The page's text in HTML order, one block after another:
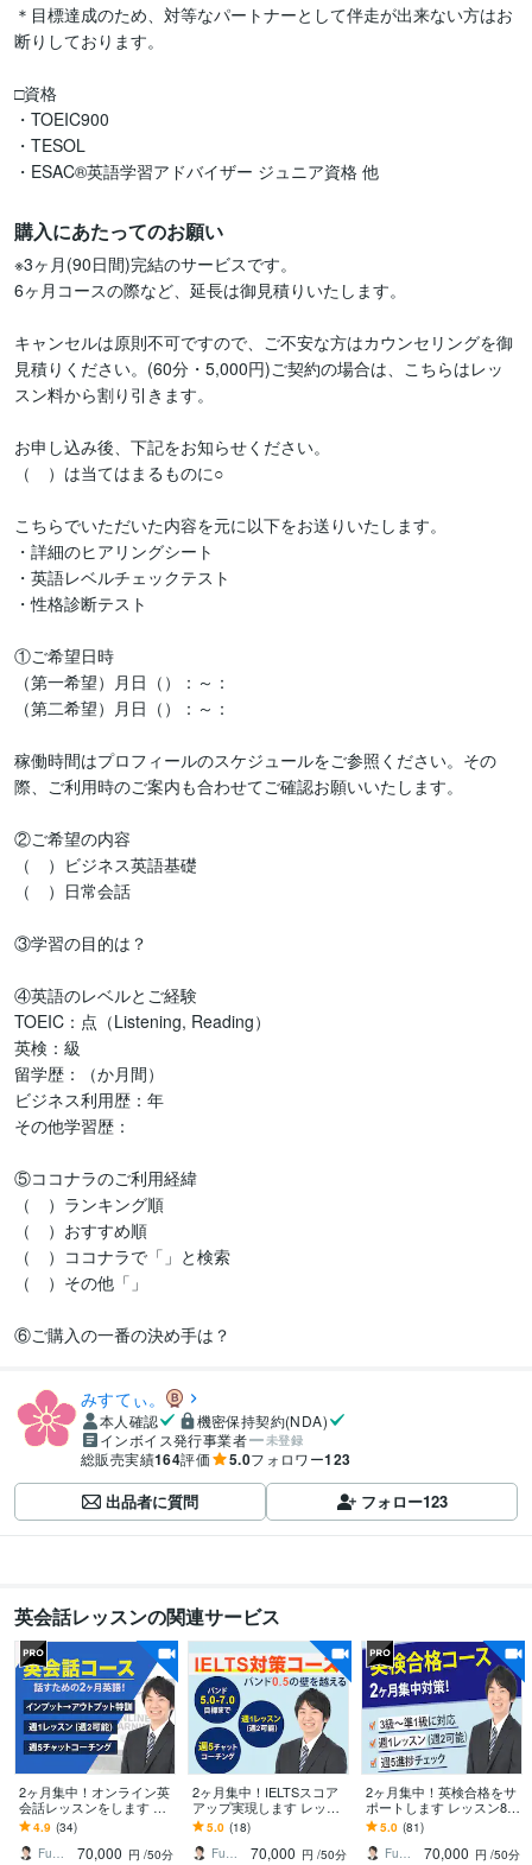
＊目標達成のため、対等なパートナーとして伴走が出来ない方はお
断りしております。
□資格
・TOEIC900
・TESOL
・ESAC®英語学習アドバイザー ジュニア資格 他
購入にあたってのお願い
※3ヶ月(90日間)完結のサービスです。
6ヶ月コースの際など、延長は御見積りいたします。
キャンセルは原則不可ですので、ご不安な方はカウンセリングを御
見積りください。(60分・5,000円)ご契約の場合は、こちらはレッ
スン料から割り引きます。
お申し込み後、下記をお知らせください。
（　）は当てはまるものに○
こちらでいただいた内容を元に以下をお送りいたします。
・詳細のヒアリングシート
・英語レベルチェックテスト
・性格診断テスト
①ご希望日時
（第一希望）月日（）：～：
（第二希望）月日（）：～：
稼働時間はプロフィールのスケジュールをご参照ください。その
際、ご利用時のご案内も合わせてご確認お願いいたします。
②ご希望の内容
（　）ビジネス英語基礎
（　）日常会話
③学習の目的は？
④英語のレベルとご経験
TOEIC：点（Listening, Reading）
英検：級
留学歴：（か月間）
ビジネス利用歴：年
その他学習歴：
⑤ココナラのご利用経緯
（　）ランキング順
（　）おすすめ順
（　）ココナラで「」と検索
（　）その他「」
⑥ご購入の一番の決め手は？
みすてぃ。
本人確認
機密保持契約(NDA)
インボイス発行事業者
未登録
総販売実績164評価 5.0フォロワー123
出品者に質問 フォロー123
英会話レッスンの関連サービス
2ヶ月集中！オンライン英
会話レッスンをします レ
ッスン8回＋週5回チャッ
トコーチングで寄り添い
英語サポート
4.9 (34)
Fumi 英語習慣化のプロ
70,000 円 /50分
2ヶ月集中！IELTSスコア
アップ実現します レッス
ン8回＋週5回進捗チェッ
クの寄り添い英語学習サ
ポート
5.0 (18)
Fumi 英語習慣化のプロ
70,000 円 /50分
2ヶ月集中！英検合格をサ
ポートします レッスン8回
＋週5回進捗チェック /3
級〜準1級/ 英語学習
5.0 (81)
Fumi 英語習慣化のプロ
70,000 円 /50分